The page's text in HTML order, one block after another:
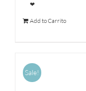
❤
Add to Carrito
Sale!